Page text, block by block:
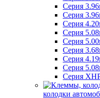
Серия
Серия
Серия
Серия
Серия
Серия
Серия
Серия
Серия
колодки